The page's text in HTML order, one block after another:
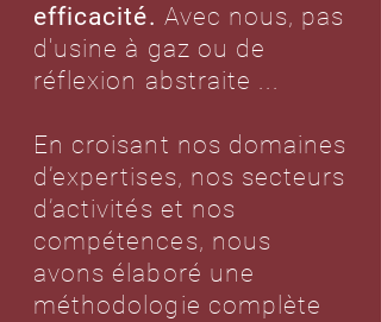
efficacité. Avec nous, pas
d'usine à gaz ou de
réflexion abstraite ...
En croisant nos domaines
d’expertises, nos secteurs
d’activités et nos
compétences, nous
avons élaboré une
méthodologie complète